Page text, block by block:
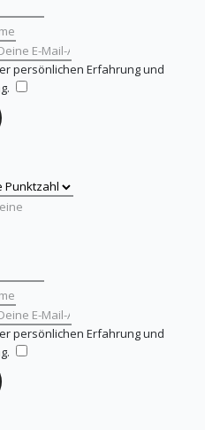
persönlichen Erfahrung und
persönlichen Erfahrung und